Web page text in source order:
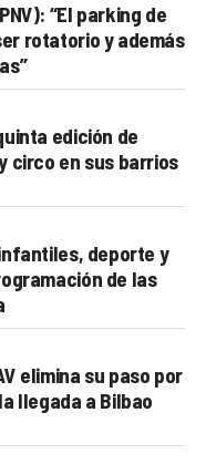
“El parking de
rotatorio y además
edición de
circo en sus barrios
deporte y
de las
elimina su paso por
llegada a Bilbao